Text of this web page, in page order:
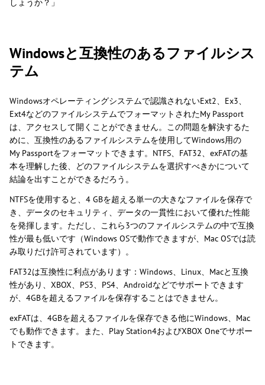
しょうか？」
Windowsと互換性のあるファイルシス
テム
Windowsオペレーティングシステムで認識されないExt2、Ex3、
Ext4などのファイルシステムでフォーマットされたMy Passport
は、アクセスして開くことができません。この問題を解決するた
めに、互換性のあるファイルシステムを使用してWindows用の
My Passportをフォーマットできます。NTFS、FAT32、exFATの基
本を理解した後、どのファイルシステムを選択すべきかについて
結論を出すことができるだろう。
NTFSを使用すると、4 GBを超える単一の大きなファイルを保存で
き、データのセキュリティ、データの一貫性において優れた性能
を発揮します。ただし、これら3つのファイルシステムの中で互換
性が最も低いです（Windows OSで動作できますが、Mac OSでは読
み取りだけ許可されています）。
FAT32は互換性に利点があります：Windows、Linux、Macと互換
性があり、XBOX、PS3、PS4、Androidなどでサポートできます
が、4GBを超えるファイルを保存することはできません。
exFATは、4GBを超えるファイルを保存できる他にWindows、Mac
でも動作できます。また、Play Station4およびXBOX Oneでサポー
トできます。